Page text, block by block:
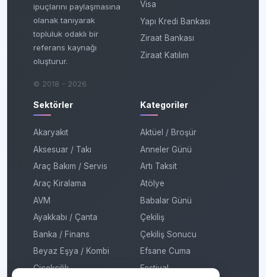
ipuçlarını paylaşmasına
olanak tanıyarak
topluluk odaklı bir
referans kaynağı
oluşturur.
© 2018 - 2026
Visa
Yapı Kredi Bankası
Ziraat Bankası
Ziraat Katılım
Sektörler
Akaryakıt
Aksesuar / Takı
Araç Bakım / Servis
Araç Kiralama
AVM
Ayakkabı / Çanta
Banka / Finans
Beyaz Eşya / Kombi
Çiçekçilik
Kategoriler
Aktüel / Broşür
Anneler Günü
Artı Taksit
Atölye
Babalar Günü
Çekiliş
Çekiliş Sonucu
Efsane Cuma
Festival